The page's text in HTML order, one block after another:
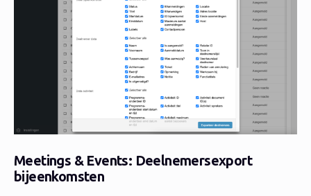
Meetings & Events: Deelnemersexport
bijeenkomsten